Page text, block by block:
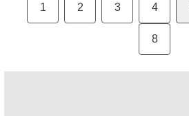
1 2 3 4
8